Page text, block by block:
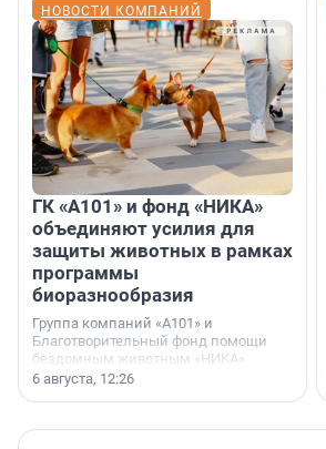
НОВОСТИ КОМПАНИЙ
ГК «А101» и фонд «НИКА»
объединяют усилия для
защиты животных в рамках
программы
биоразнообразия
Группа компаний «А101» и
Благотворительный фонд помощи
бездомным животным «НИКА»
заключили соглашение о
6 августа, 12:26